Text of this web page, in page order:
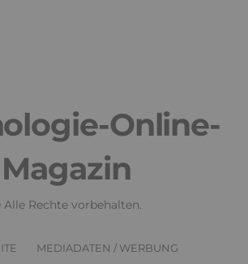
Online-
Magazin
Alle Rechte vorbehalten.
MEDIADATEN / WERBUNG